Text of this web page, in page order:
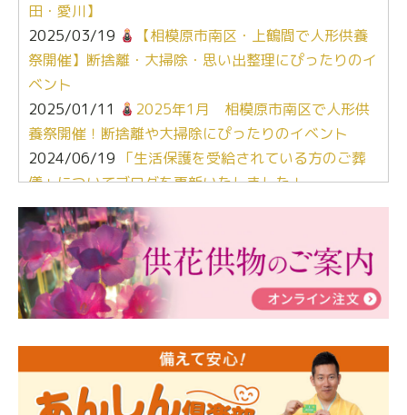
田・愛川】
2025/03/19
【相模原市南区・上鶴間で人形供養
祭開催】断捨離・大掃除・思い出整理にぴったりのイ
ベント
2025/01/11
2025年1月 相模原市南区で人形供
養祭開催！断捨離や大掃除にぴったりのイベント
2024/06/19 「生活保護を受給されている方のご葬
儀」についてブログを更新いたしました！
2024/03/06【終活なるほど教室】「マンガで学
ぶ！はじめてのお葬式」小さな家族葬ハウス®町田成
瀬 ご参加ありがとうございました！
2024/01/19令和6年能登半島地震災害の寄付のご報
告
人形供養 寄付のご報告
2023/12/16終活なるほど教室＠小さな家族葬ハウ
ス®上鶴間 エンディングノートを書いてみよう！